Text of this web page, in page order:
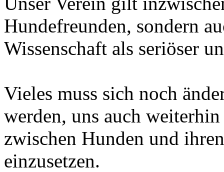
Hundefreunden, sondern
Wissenschaft als seriöser
Vieles muss sich noch
werden, uns auch
zwischen Hunden und
einzusetzen.